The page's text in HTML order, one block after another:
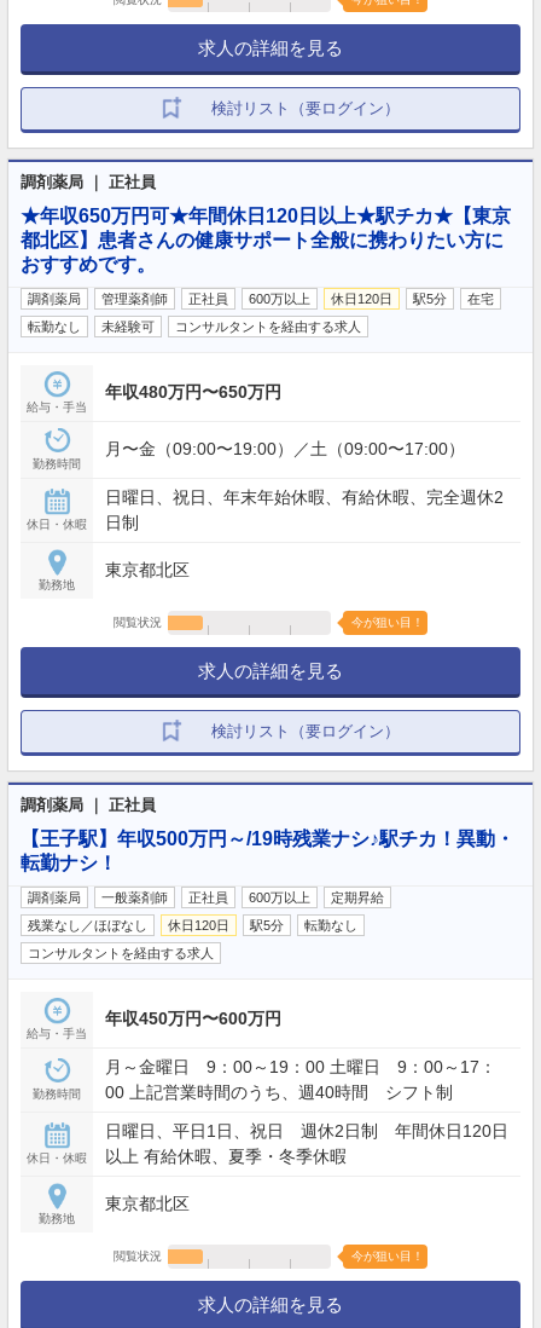
求人の詳細を見る
検討リスト（要ログイン）
調剤薬局 ｜ 正社員
★年収650万円可★年間休日120日以上★駅チカ★【東京
都北区】患者さんの健康サポート全般に携わりたい方に
おすすめです。
調剤薬局 管理薬剤師 正社員 600万以上 休日120日 駅5分
在宅
転勤なし
未経験可 コンサルタントを経由する求人
給与・手当
年収480万円〜650万円
勤務時間
月〜金（09:00〜19:00）／土（09:00〜17:00）
休日・休暇
日曜日、祝日、年末年始休暇、有給休暇、完全週休2
日制
勤務地
東京都北区
閲覧状況 今が狙い目！
求人の詳細を見る
検討リスト（要ログイン）
調剤薬局 ｜ 正社員
【王子駅】年収500万円～/19時残業ナシ♪駅チカ！異動・
転勤ナシ！
調剤薬局 一般薬剤師 正社員 600万以上
定期昇給
残業なし／ほぼなし
休日120日 駅5分
転勤なし
コンサルタントを経由する求人
給与・手当
年収450万円〜600万円
勤務時間
月～金曜日 9：00～19：00 土曜日 9：00～17：
00 上記営業時間のうち、週40時間 シフト制
休日・休暇
日曜日、平日1日、祝日 週休2日制 年間休日120日
以上 有給休暇、夏季・冬季休暇
勤務地
東京都北区
閲覧状況 今が狙い目！
求人の詳細を見る